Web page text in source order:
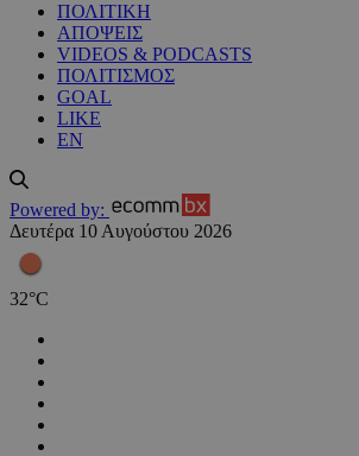
ΠΟΛΙΤΙΚΗ
ΑΠΟΨΕΙΣ
VIDEOS & PODCASTS
ΠΟΛΙΤΙΣΜΟΣ
GOAL
LIKE
EN
Powered by:
Δευτέρα 10 Αυγούστου 2026
32°C